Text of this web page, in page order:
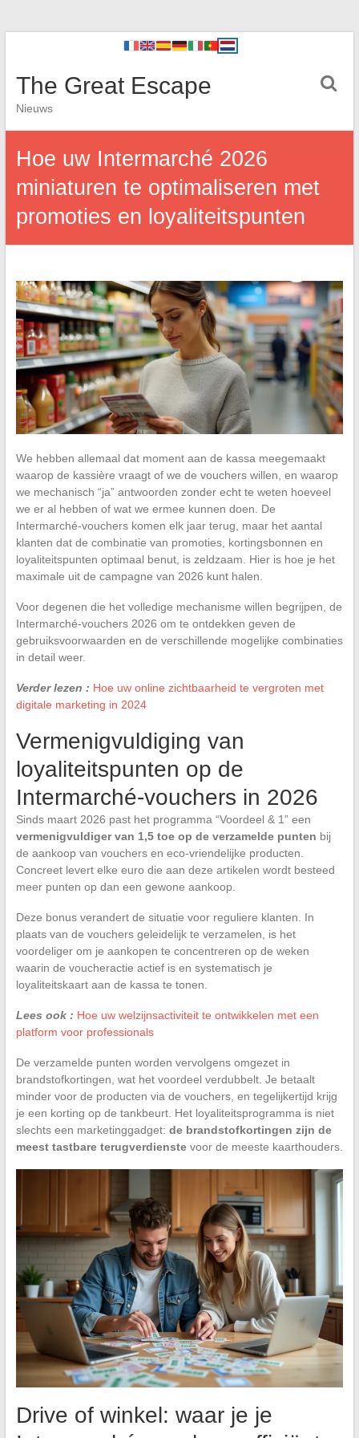
The Great Escape
Nieuws
Hoe uw Intermarché 2026
miniaturen te optimaliseren met
promoties en loyaliteitspunten
We hebben allemaal dat moment aan de kassa meegemaakt
waarop de kassière vraagt of we de vouchers willen, en waarop
we mechanisch “ja” antwoorden zonder echt te weten hoeveel
we er al hebben of wat we ermee kunnen doen. De
Intermarché-vouchers komen elk jaar terug, maar het aantal
klanten dat de combinatie van promoties, kortingsbonnen en
loyaliteitspunten optimaal benut, is zeldzaam. Hier is hoe je het
maximale uit de campagne van 2026 kunt halen.
Voor degenen die het volledige mechanisme willen begrijpen, de
Intermarché-vouchers 2026 om te ontdekken geven de
gebruiksvoorwaarden en de verschillende mogelijke combinaties
in detail weer.
Verder lezen : Hoe uw online zichtbaarheid te vergroten met
digitale marketing in 2024
Vermenigvuldiging van
loyaliteitspunten op de
Intermarché-vouchers in 2026
Sinds maart 2026 past het programma “Voordeel & 1” een
vermenigvuldiger van 1,5 toe op de verzamelde punten bij
de aankoop van vouchers en eco-vriendelijke producten.
Concreet levert elke euro die aan deze artikelen wordt besteed
meer punten op dan een gewone aankoop.
Deze bonus verandert de situatie voor reguliere klanten. In
plaats van de vouchers geleidelijk te verzamelen, is het
voordeliger om je aankopen te concentreren op de weken
waarin de voucheractie actief is en systematisch je
loyaliteitskaart aan de kassa te tonen.
Lees ook : Hoe uw welzijnsactiviteit te ontwikkelen met een
platform voor professionals
De verzamelde punten worden vervolgens omgezet in
brandstofkortingen, wat het voordeel verdubbelt. Je betaalt
minder voor de producten via de vouchers, en tegelijkertijd krijg
je een korting op de tankbeurt. Het loyaliteitsprogramma is niet
slechts een marketinggadget: de brandstofkortingen zijn de
meest tastbare terugverdienstevoor de meeste kaarthouders.
Drive of winkel: waar je je